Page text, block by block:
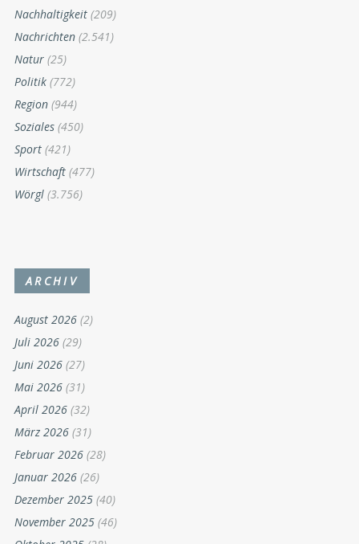
Nachhaltigkeit (209)
Nachrichten (2.541)
Natur (25)
Politik (772)
Region (944)
Soziales (450)
Sport (421)
Wirtschaft (477)
Wörgl (3.756)
ARCHIV
August 2026 (2)
Juli 2026 (29)
Juni 2026 (27)
Mai 2026 (31)
April 2026 (32)
März 2026 (31)
Februar 2026 (28)
Januar 2026 (26)
Dezember 2025 (40)
November 2025 (46)